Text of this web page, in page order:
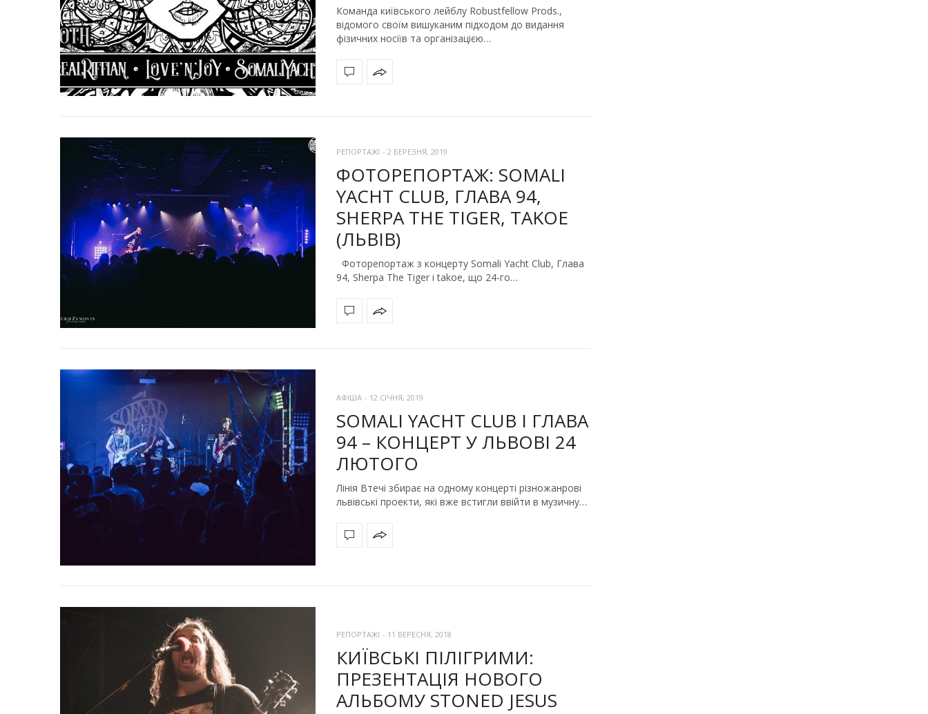
Команда київського лейблу Robustfellow Prods.,
відомого своїм вишуканим підходом до видання
фізичних носіїв та організацією…
РЕПОРТАЖІ - 2 БЕРЕЗНЯ, 2019
ФОТОРЕПОРТАЖ: SOMALI
YACHT CLUB, ГЛАВА 94,
SHERPA THE TIGER, TAKOE
(ЛЬВІВ)
Фоторепортаж з концерту Somali Yacht Club, Глава
94, Sherpa The Tiger і takoe, що 24-го…
АФІША - 12 СІЧНЯ, 2019
SOMALI YACHT CLUB І ГЛАВА
94 – КОНЦЕРТ У ЛЬВОВІ 24
ЛЮТОГО
Лінія Втечі збирає на одному концерті різножанрові
львівські проекти, які вже встигли ввійти в музичну…
РЕПОРТАЖІ - 11 ВЕРЕСНЯ, 2018
КИЇВСЬКІ ПІЛІГРИМИ:
ПРЕЗЕНТАЦІЯ НОВОГО
АЛЬБОМУ STONED JESUS